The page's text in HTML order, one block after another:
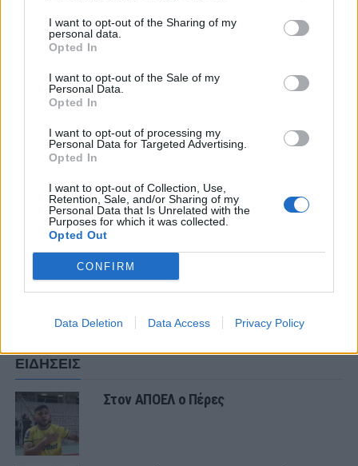
I want to opt-out of the Sharing of my
personal data.
Opted In
I want to opt-out of the Sale of my
Personal Data.
Opted In
I want to opt-out of processing my
Personal Data for Targeted Advertising.
Opted In
I want to opt-out of Collection, Use,
Retention, Sale, and/or Sharing of my
Personal Data that Is Unrelated with the
Purposes for which it was collected.
Opted Out
CONFIRM
Data Deletion Data Access Privacy Policy
μήνυμα», αναφερόμενος σε μια πιθανή
χαλάρωση των περιορισμών.
ΤΕΛΕΥΤΑΙΑ ΝΕΑ
ΠΑΝΑΙΤΩΛΙΚΟΣ
Θλίψη για τον θάνατο του παλαίμαχου
του Παναιτωλικού, Κώστα
Καμποσιώρα
ΠΑΝΑΙΤΩΛΙΚΟΣ
Ήττα στο φινάλε στη Λιβαδειά
ΕΙΔΗΣΕΙΣ
Στον ΑΠΟΕΛ ο Πέρες